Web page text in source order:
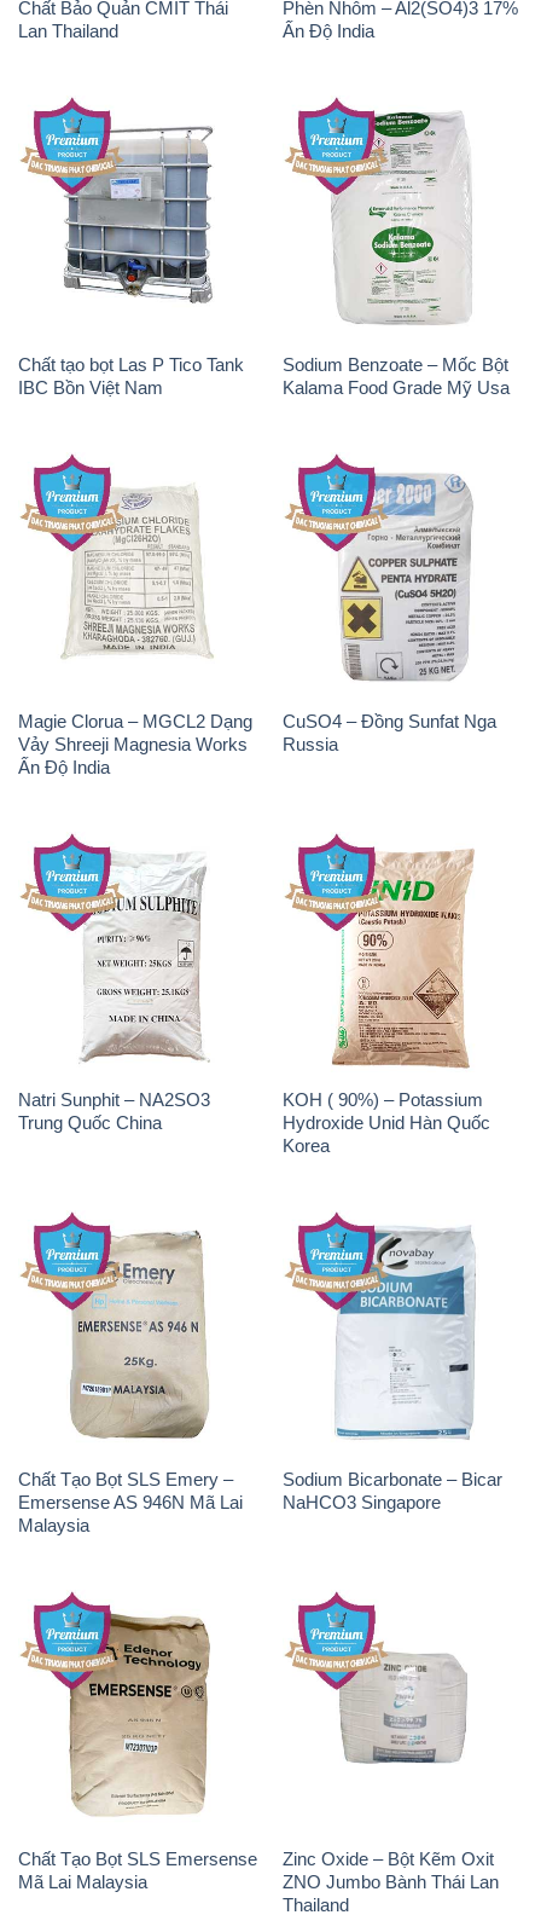
Chất Bảo Quản CMIT Thái
Lan Thailand
Phèn Nhôm – Al2(SO4)3 17%
Ấn Độ India
Chất tạo bọt Las P Tico Tank
IBC Bồn Việt Nam
Sodium Benzoate – Mốc Bột
Kalama Food Grade Mỹ Usa
Magie Clorua – MGCL2 Dạng
Vảy Shreeji Magnesia Works
Ấn Độ India
CuSO4 – Đồng Sunfat Nga
Russia
Natri Sunphit – NA2SO3
Trung Quốc China
KOH ( 90%) – Potassium
Hydroxide Unid Hàn Quốc
Korea
Chất Tạo Bọt SLS Emery –
Emersense AS 946N Mã Lai
Malaysia
Sodium Bicarbonate – Bicar
NaHCO3 Singapore
Chất Tạo Bọt SLS Emersense
Mã Lai Malaysia
Zinc Oxide – Bột Kẽm Oxit
ZNO Jumbo Bành Thái Lan
Thailand